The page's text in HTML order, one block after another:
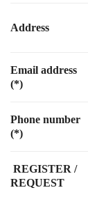
Address
Email address
(*)
Phone number
(*)
REGISTER /
REQUEST